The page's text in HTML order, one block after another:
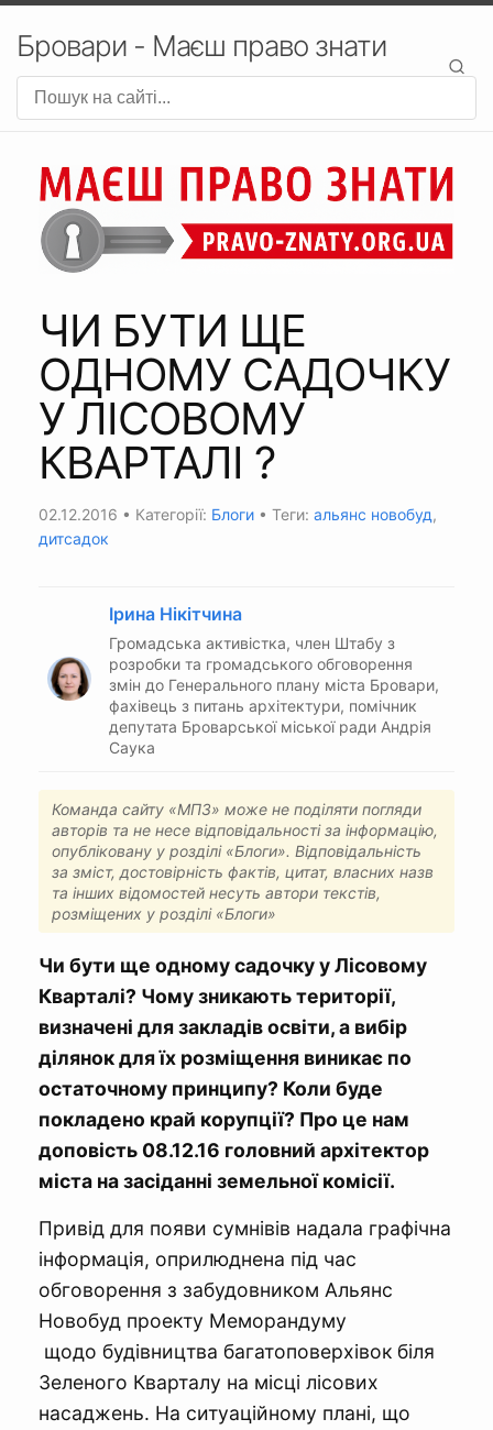
Бровари - Маєш право знати
ЧИ БУТИ ЩЕ
ОДНОМУ САДОЧКУ
У ЛІСОВОМУ
КВАРТАЛІ ?
02.12.2016 • Категорії: Блоги • Теги: альянс новобуд,
дитсадок
Ірина Нікітчина
Громадська активістка, член Штабу з
розробки та громадського обговорення
змін до Генерального плану міста Бровари,
фахівець з питань архітектури, помічник
депутата Броварської міської ради Андрія
Саука
Команда сайту «МПЗ» може не поділяти погляди
авторів та не несе відповідальності за інформацію,
опубліковану у розділі «Блоги». Відповідальність
за зміст, достовірність фактів, цитат, власних назв
та інших відомостей несуть автори текстів,
розміщених у розділі «Блоги»
Чи бути ще одному садочку у Лісовому
Кварталі? Чому зникають території,
визначені для закладів освіти, а вибір
ділянок для їх розміщення виникає по
остаточному принципу? Коли буде
покладено край корупції? Про це нам
доповість 08.12.16 головний архітектор
міста на засіданні земельної комісії.
Привід для появи сумнівів надала графічна
інформація, оприлюднена під час
обговорення з забудовником Альянс
Новобуд проекту Меморандуму
щодо будівництва багатоповерхівок біля
Зеленого Кварталу на місці лісових
насаджень. На ситуаційному плані, що